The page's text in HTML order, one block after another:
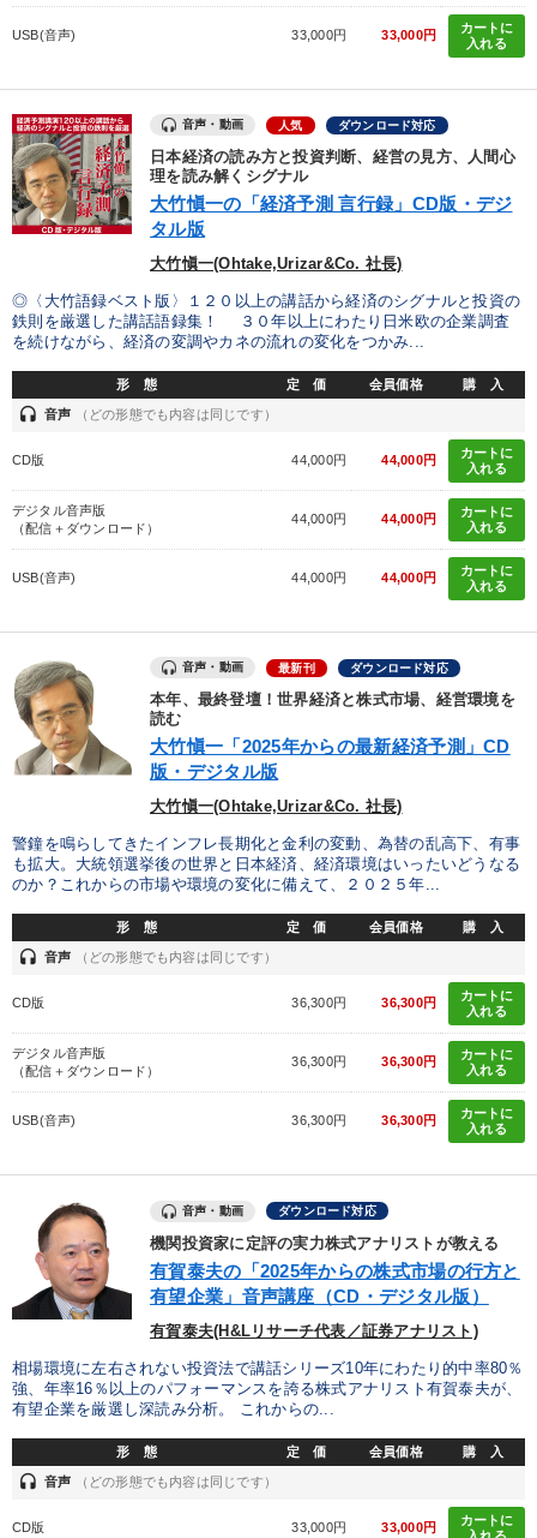
USB(音声) 33,000円 33,000円
カートに
入れる
音声・動画 人気 ダウンロード対応
日本経済の読み方と投資判断、経営の見方、人間心
理を読み解くシグナル
大竹愼一の「経済予測 言行録」CD版・デジ
タル版
大竹愼一(Ohtake,Urizar&Co. 社長)
◎〈大竹語録ベスト版〉１２０以上の講話から経済のシグナルと投資の
鉄則を厳選した講話語録集！ ３０年以上にわたり日米欧の企業調査
を続けながら、経済の変調やカネの流れの変化をつかみ...
形 態 定 価 会員価格 購 入
headset 音声 （どの形態でも内容は同じです）
CD版 44,000円 44,000円
カートに
入れる
デジタル音声版
（配信＋ダウンロード）
44,000円 44,000円
カートに
入れる
USB(音声) 44,000円 44,000円
カートに
入れる
音声・動画 最新刊 ダウンロード対応
本年、最終登壇！世界経済と株式市場、経営環境を
読む
大竹愼一「2025年からの最新経済予測」CD
版・デジタル版
大竹愼一(Ohtake,Urizar&Co. 社長)
警鐘を鳴らしてきたインフレ長期化と金利の変動、為替の乱高下、有事
も拡大。大統領選挙後の世界と日本経済、経済環境はいったいどうなる
のか？これからの市場や環境の変化に備えて、２０２５年...
形 態 定 価 会員価格 購 入
headset 音声 （どの形態でも内容は同じです）
CD版 36,300円 36,300円
カートに
入れる
デジタル音声版
（配信＋ダウンロード）
36,300円 36,300円
カートに
入れる
USB(音声) 36,300円 36,300円
カートに
入れる
音声・動画 ダウンロード対応
機関投資家に定評の実力株式アナリストが教える
有賀泰夫の「2025年からの株式市場の行方と
有望企業」音声講座（CD・デジタル版）
有賀泰夫(H&Lリサーチ代表／証券アナリスト)
相場環境に左右されない投資法で講話シリーズ10年にわたり的中率80％
強、年率16％以上のパフォーマンスを誇る株式アナリスト有賀泰夫が、
有望企業を厳選し深読み分析。 これからの...
形 態 定 価 会員価格 購 入
headset 音声 （どの形態でも内容は同じです）
CD版 33,000円 33,000円
カートに